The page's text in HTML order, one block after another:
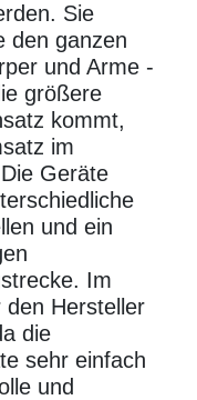
Sie
den ganzen
und Arme -
größere
kommt,
im
Geräte
und ein
Im
den Hersteller
die
sehr einfach
und